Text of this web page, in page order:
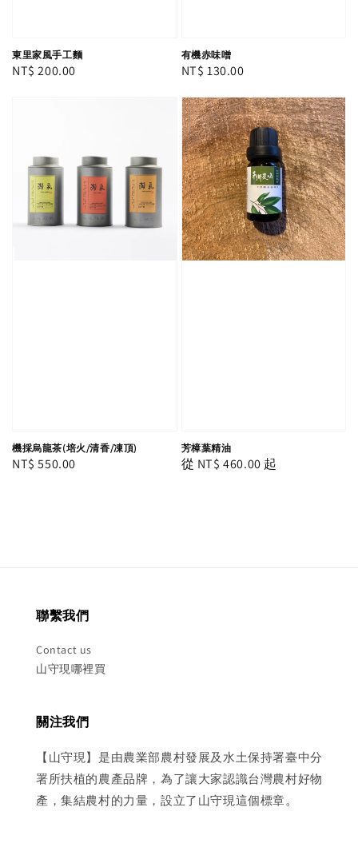
東里家風手工麵
Regular
NT$ 200.00
有機赤味噌
Regular
NT$ 130.00
機採烏龍茶(培火/清香/凍頂)
Regular
NT$ 550.00
芳樟葉精油
Regular
從 NT$ 460.00 起
聯繫我們
Contact us
山守現哪裡買
關注我們
【山守現】是由農業部農村發展及水土保持署臺中分
署所扶植的農產品牌，為了讓大家認識台灣農村好物
產，集結農村的力量，設立了山守現這個標章。